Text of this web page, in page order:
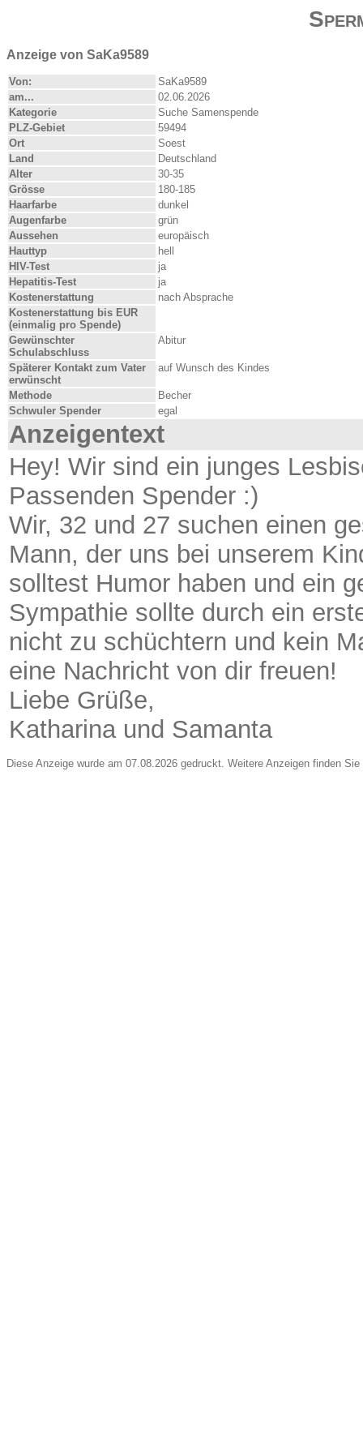
Anzeige von SaKa9589
Von:
SaKa9589
am...
02.06.2026
Kategorie
Suche Samenspende
PLZ-Gebiet
59494
Ort
Soest
Land
Deutschland
Alter
30-35
Grösse
180-185
Haarfarbe
dunkel
Augenfarbe
grün
Aussehen
europäisch
Hauttyp
hell
HIV-Test
ja
Hepatitis-Test
ja
Kostenerstattung
nach Absprache
Kostenerstattung bis EUR
(einmalig pro Spende)
Gewünschter
Schulabschluss
Abitur
Späterer Kontakt zum Vater
erwünscht
auf Wunsch des Kindes
Methode
Becher
Schwuler Spender
egal
Anzeigentext
Hey! Wir sind ein junges
Passenden Spender :)
Wir, 32 und 27 suchen einen
Mann, der uns bei unserem
solltest Humor haben und ein
Sympathie sollte durch ein
nicht zu schüchtern und kein
eine Nachricht von dir freuen!
Liebe Grüße,
Katharina und Samanta
Diese Anzeige wurde am 07.08.2026 gedruckt. Weitere Anzeigen finden